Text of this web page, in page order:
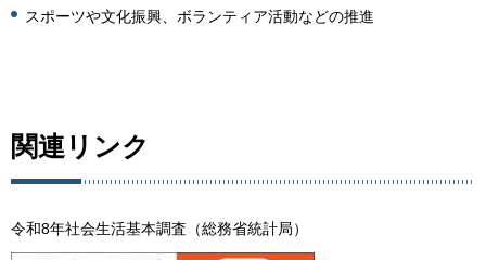
スポーツや文化振興、ボランティア活動などの推進
関連リンク
令和8年社会生活基本調査（総務省統計局）